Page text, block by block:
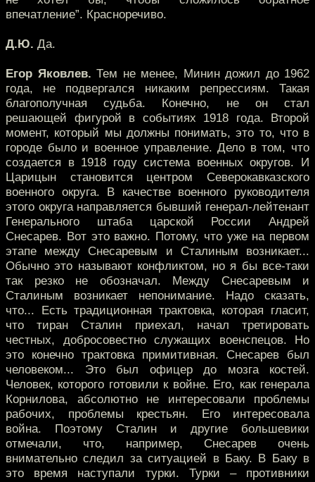
впечатление”. Красноречиво.
Д.Ю. Да.
Егор Яковлев. Тем не менее, Минин дожил до 1962
года, не подвергался никаким репрессиям. Такая
благополучная судьба. Конечно, не он стал
решающей фигурой в событиях 1918 года. Второй
момент, который мы должны понимать, это то, что в
городе было и военное управление. Дело в том, что
создается в 1918 году система военных округов. И
Царицын становится центром Северокавказского
военного округа. В качестве военного руководителя
этого округа направляется бывший генерал-лейтенант
Генерального штаба царской России Андрей
Снесарев. Вот это важно. Потому, что уже на первом
этапе между Снесаревым и Сталиным возникает...
Обычно это называют конфликтом, но я бы все-таки
так резко не обозначал. Между Снесаревым и
Сталиным возникает непонимание. Надо сказать,
что... Есть традиционная трактовка, которая гласит,
что тиран Сталин приехал, начал третировать
честных, добросовестно служащих военспецов. Но
это конечно трактовка примитивная. Снесарев был
человеком... Это был офицер до мозга костей.
Человек, которого готовили к войне. Его, как генерала
Корнилова, абсолютно не интересовали проблемы
рабочих, проблемы крестьян. Его интересовала
война. Поэтому Сталин и другие большевики
отмечали, что, например, Снесарев очень
внимательно следил за ситуацией в Баку. В Баку в
это время наступали турки. Турки – противники